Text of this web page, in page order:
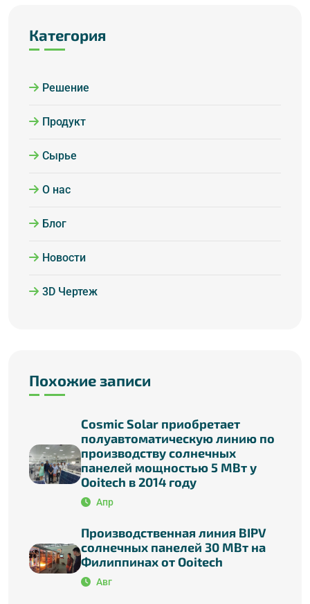
Категория
Решение
Продукт
Сырье
О нас
Блог
Новости
3D Чертеж
Похожие записи
Cosmic Solar приобретает
полуавтоматическую линию по
производству солнечных
панелей мощностью 5 МВт у
Ooitech в 2014 году
Апр
Производственная линия BIPV
солнечных панелей 30 МВт на
Филиппинах от Ooitech
Авг